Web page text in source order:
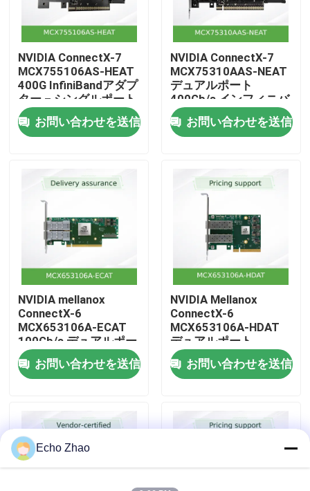
ホーム
製品
動画
私たちについて
工場見学
品質管理
お問い合わせ
事件
NVIDIA ConnectX-7
MCX755106AS-HEAT
400G InfiniBandアダプ
ター – シングルポート
NDR、PCIe 5.0、ハイ
パースケールワークロ
ード向けのハードウェ
ージ
お問い合わせを送信
NVIDIA ConnectX-7
MCX75310AAS-NEAT
デュアルポート
400Gb/s インフィニバ
ンド&イーサネット ス
マートアダプター
お問い合わせを送信
NVIDIA mellanox
ConnectX-6
MCX653106A-ECAT
100Gb/s デュアルポー
トインフィニバンドア
ダプター イーサネット
対応
お問い合わせを送信
NVIDIA Mellanox
ConnectX-6
MCX653106A-HDAT
デュアルポート
200Gb/s InfiniBand ス
マートアダプター –
PCIe 4.0 x16, インネッ
お問い合わせを送信
Echo Zhao